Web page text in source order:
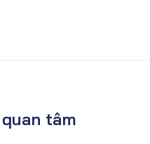
tâm